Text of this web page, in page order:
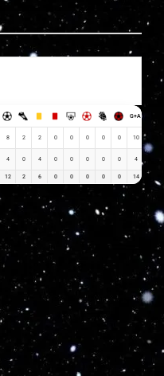
G+A
8 2 2 0 0 0 0 0 10
4 0 4 0 0 0 0 0 4
12 2 6 0 0 0 0 0 14